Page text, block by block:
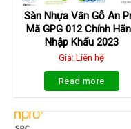
Sàn Nhựa Vân Gỗ An
Mã GPG 012 Chính
Nhập Khẩu 2023
Giá: Liên hệ
Read more